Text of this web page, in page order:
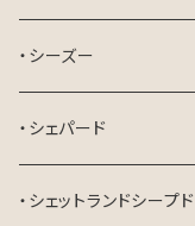
・シーズー
・シェパード
・シェットランドシープ